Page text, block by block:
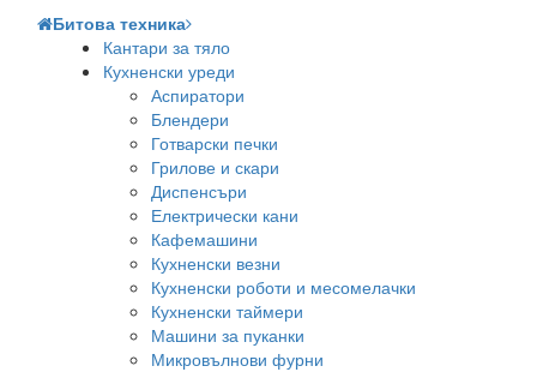
Битова техника
Кантари за тяло
Кухненски уреди
Аспиратори
Блендери
Готварски печки
Грилове и скари
Диспенсъри
Електрически кани
Кафемашини
Кухненски везни
Кухненски роботи и месомелачки
Кухненски таймери
Машини за пуканки
Микровълнови фурни